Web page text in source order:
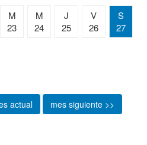
M
23
M
24
J
25
V
26
S
27
actual mes siguiente >>